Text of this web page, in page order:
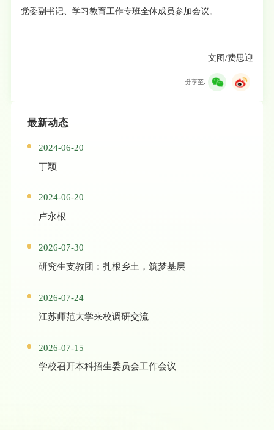
党委副书记、学习教育工作专班全体成员参加会议。
文图/费思迎
分享至:
最新动态
2024-06-20
丁颖
2024-06-20
卢永根
2026-07-30
研究生支教团：扎根乡土，筑梦基层
2026-07-24
江苏师范大学来校调研交流
2026-07-15
学校召开本科招生委员会工作会议